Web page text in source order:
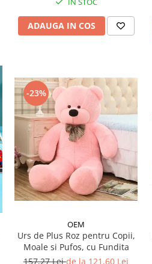
ADAUGA IN COS
-23%
OEM
Urs de Plus Roz pentru Copii,
Moale si Pufos, cu Fundita
157,27 Leide la 121,60 Lei